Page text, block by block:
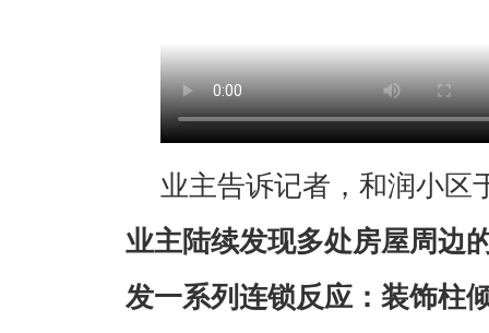
业主告诉记者，和润小区
业主陆续发现多处房屋周边
发一系列连锁反应：装饰柱